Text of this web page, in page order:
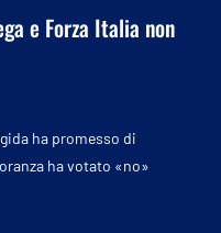
e Forza Italia non
ha promesso di
ha votato «no»